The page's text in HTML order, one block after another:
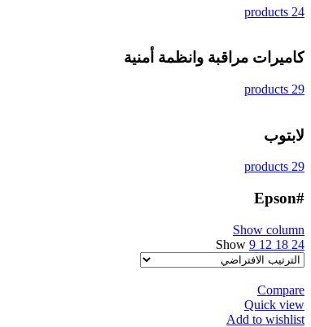
24 products
كاميرات مراقبة وانظمة أمنية
29 products
لابتوب
29 products
#Epson
Show column
Show 9 12 18 24
Compare
Quick view
Add to wishlist